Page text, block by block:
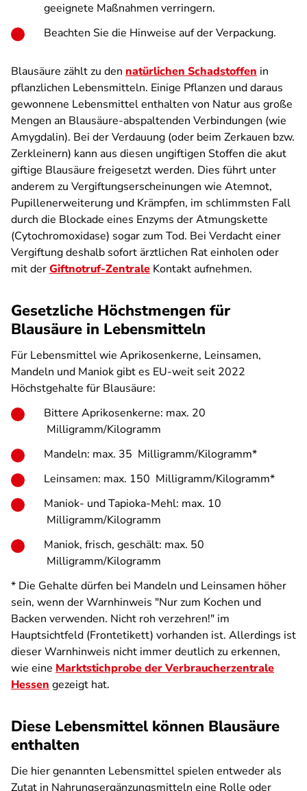
geeignete Maßnahmen verringern.
Beachten Sie die Hinweise auf der Verpackung.
Blausäure zählt zu den natürlichen Schadstoffen in
pflanzlichen Lebensmitteln. Einige Pflanzen und daraus
gewonnene Lebensmittel enthalten von Natur aus große
Mengen an Blausäure-abspaltenden Verbindungen (wie
Amygdalin). Bei der Verdauung (oder beim Zerkauen bzw.
Zerkleinern) kann aus diesen ungiftigen Stoffen die akut
giftige Blausäure freigesetzt werden. Dies führt unter
anderem zu Vergiftungserscheinungen wie Atemnot,
Pupillenerweiterung und Krämpfen, im schlimmsten Fall
durch die Blockade eines Enzyms der Atmungskette
(Cytochromoxidase) sogar zum Tod. Bei Verdacht einer
Vergiftung deshalb sofort ärztlichen Rat einholen oder
mit derGiftnotruf-Zentrale Kontakt aufnehmen.
Gesetzliche Höchstmengen für
Blausäure in Lebensmitteln
Für Lebensmittel wie Aprikosenkerne, Leinsamen,
Mandeln und Maniok gibt es EU-weit seit 2022
Höchstgehalte für Blausäure:
Bittere Aprikosenkerne: max. 20
Milligramm/Kilogramm
Mandeln: max. 35 Milligramm/Kilogramm*
Leinsamen: max. 150 Milligramm/Kilogramm*
Maniok- und Tapioka-Mehl: max. 10
Milligramm/Kilogramm
Maniok, frisch, geschält: max. 50
Milligramm/Kilogramm
* Die Gehalte dürfen bei Mandeln und Leinsamen höher
sein, wenn der Warnhinweis "Nur zum Kochen und
Backen verwenden. Nicht roh verzehren!" im
Hauptsichtfeld (Frontetikett) vorhanden ist. Allerdings ist
dieser Warnhinweis nicht immer deutlich zu erkennen,
wie eine Marktstichprobe der Verbraucherzentrale
Hessen gezeigt hat.
Diese Lebensmittel können Blausäure
enthalten
Die hier genannten Lebensmittel spielen entweder als
Zutat in Nahrungsergänzungsmitteln eine Rolle oder